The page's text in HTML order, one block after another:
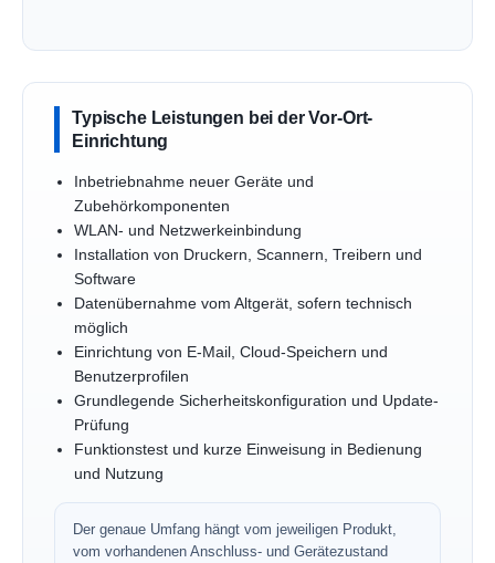
Typische Leistungen bei der Vor-Ort-
Einrichtung
Inbetriebnahme neuer Geräte und
Zubehörkomponenten
WLAN- und Netzwerkeinbindung
Installation von Druckern, Scannern, Treibern und
Software
Datenübernahme vom Altgerät, sofern technisch
möglich
Einrichtung von E-Mail, Cloud-Speichern und
Benutzerprofilen
Grundlegende Sicherheitskonfiguration und Update-
Prüfung
Funktionstest und kurze Einweisung in Bedienung
und Nutzung
Der genaue Umfang hängt vom jeweiligen Produkt,
vom vorhandenen Anschluss- und Gerätezustand